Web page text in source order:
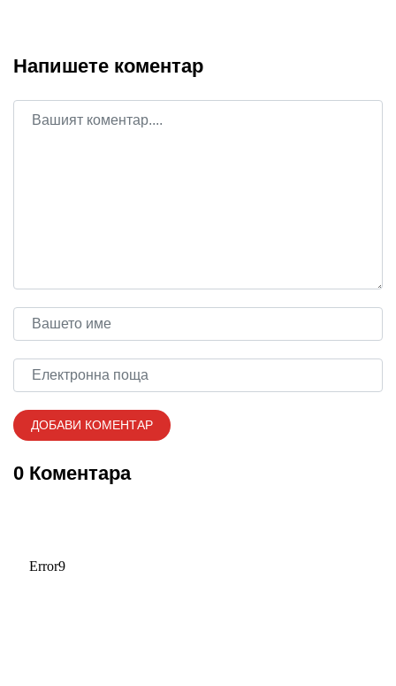
Напишете коментар
0 Коментара